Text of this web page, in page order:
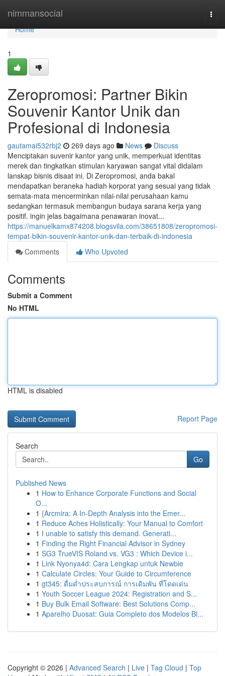
nimmansocial
Home
Home
1
Zeropromosi: Partner Bikin
Souvenir Kantor Unik dan
Profesional di Indonesia
gautamai532rbj2 269 days ago News
Discuss
Menciptakan suvenir kantor yang unik, memperkuat identitas
merek dan tingkatkan stimulan karyawan sangat vital didalam
lanskap bisnis disaat ini. Di Zeropromosi, anda bakal
mendapatkan beraneka hadiah korporat yang sesuai yang tidak
semata-mata mencerminkan nilai-nilai perusahaan kamu
sedangkan termasuk membangun budaya sarana kerja yang
positif. ingin jelas bagaimana penawaran inovat...
https://manuelkamx874208.blogsvila.com/38651808/zeropromosi-
tempat-bikin-souvenir-kantor-unik-dan-terbaik-di-indonesia
Comments
Who Upvoted
Comments
Submit a Comment
No HTML
HTML is disabled
Report Page
Search
Go
Published News
1 How to Enhance Corporate Functions and Social
O...
1 {Arcmira: A In-Depth Analysis into the Emer...
1 Reduce Aches Holistically: Your Manual to Comfort
1 I unable to satisfy this demand. Generati...
1 Finding the Right Financial Advisor in Sydney
1 SG3 TrueVIS Roland vs. VG3 : Which Device i...
1 Link Nyonya4d: Cara Lengkap untuk Newbie
1 Calculate Circles: Your Guide to Circumference
1 gt345: ดื่มด่ำประสบการณ์ การเดิมพัน ที่โดดเด่น
1 Youth Soccer League 2024: Registration and S...
1 Buy Bulk Email Software: Best Solutions Comp...
1 Aparelho Duosat: Guia Completo dos Modelos Bl...
Copyright © 2026 | Advanced Search | Live | Tag Cloud | Top